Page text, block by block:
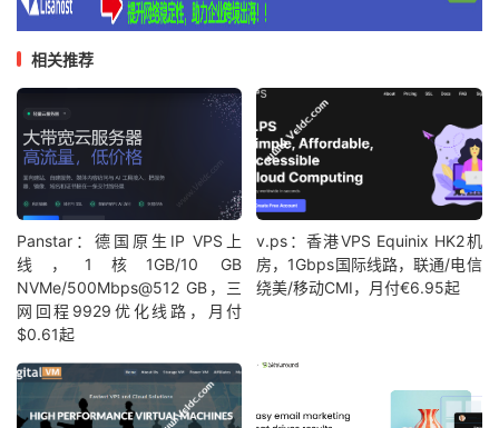
相关推荐
Panstar：德国原生IP VPS上
线，1核1GB/10 GB
NVMe/500Mbps@512 GB，三
网回程9929优化线路，月付
$0.61起
v.ps：香港VPS Equinix HK2机
房，1Gbps国际线路，联通/电信
绕美/移动CMI，月付€6.95起